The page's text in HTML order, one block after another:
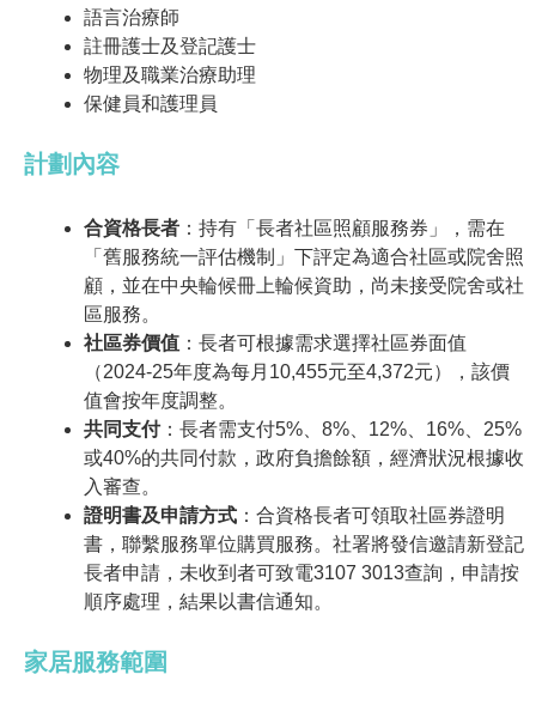
語言治療師
註冊護士及登記護士
物理及職業治療助理
保健員和護理員
計劃內容
合資格長者 ：持有「長者社區照顧服務券」，需在
「舊服務統一評估機制」下評定為適合社區或院舍照
顧，並在中央輪候冊上輪候資助，尚未接受院舍或社
區服務。
社區券價值 ：長者可根據需求選擇社區券面值
（2024-25年度為每月10,455元至4,372元），該價
值會按年度調整。
共同支付：長者需支付5%、8%、12%、16%、25%
或40%的共同付款，政府負擔餘額，經濟狀況根據收
入審查。
證明書及申請方式 ：合資格長者可領取社區券證明
書，聯繫服務單位購買服務。社署將發信邀請新登記
長者申請，未收到者可致電3107 3013查詢，申請按
順序處理，結果以書信通知。
家居服務範圍